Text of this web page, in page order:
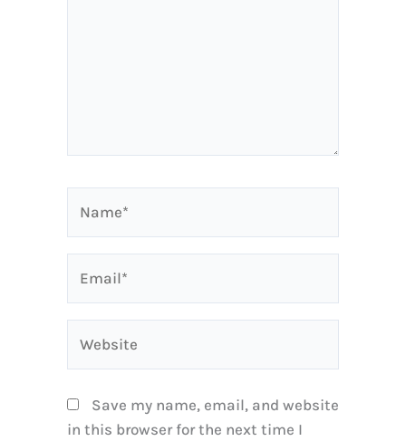
Save my name, email, and website
in this browser for the next time I